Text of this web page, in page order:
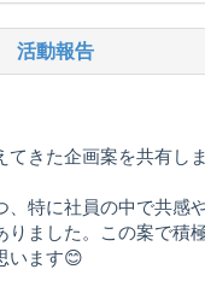
活動報告
てきた企画案を共有しま
、特に社員の中で共感
りました。この案で積
います😊